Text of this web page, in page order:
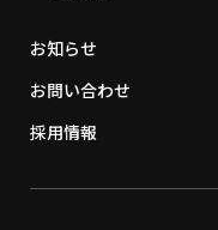
お知らせ
お問い合わせ
採用情報